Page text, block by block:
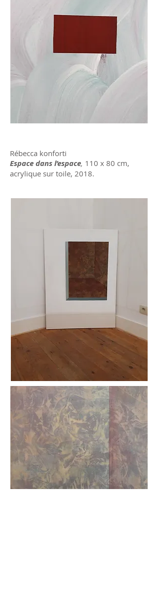
Rébecca konforti
Espace dans l’espace, 110 x 80 cm,
acrylique sur toile, 2018.